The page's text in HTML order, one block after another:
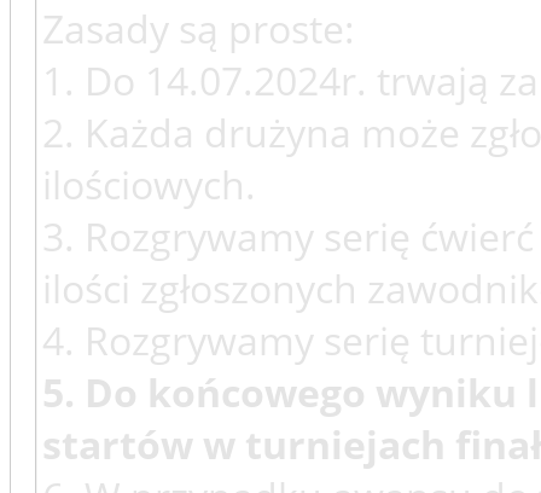
Zasady są proste:
1. Do 14.07.2024r. trwają
2. Każda drużyna może
ilościowych.
3. Rozgrywamy serię
ilości zgłoszonych
4. Rozgrywamy serię
5. Do końcowego wyniku
startów w turniejach